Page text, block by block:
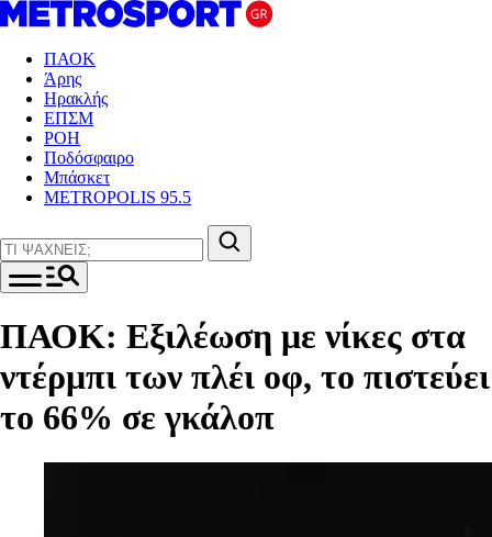
ΠΑΟΚ
Άρης
Ηρακλής
ΕΠΣΜ
ΡΟΗ
Ποδόσφαιρο
Μπάσκετ
METROPOLIS 95.5
ΠΑΟΚ: Εξιλέωση με νίκες στα
ντέρμπι των πλέι οφ, το πιστεύει
το 66% σε γκάλοπ